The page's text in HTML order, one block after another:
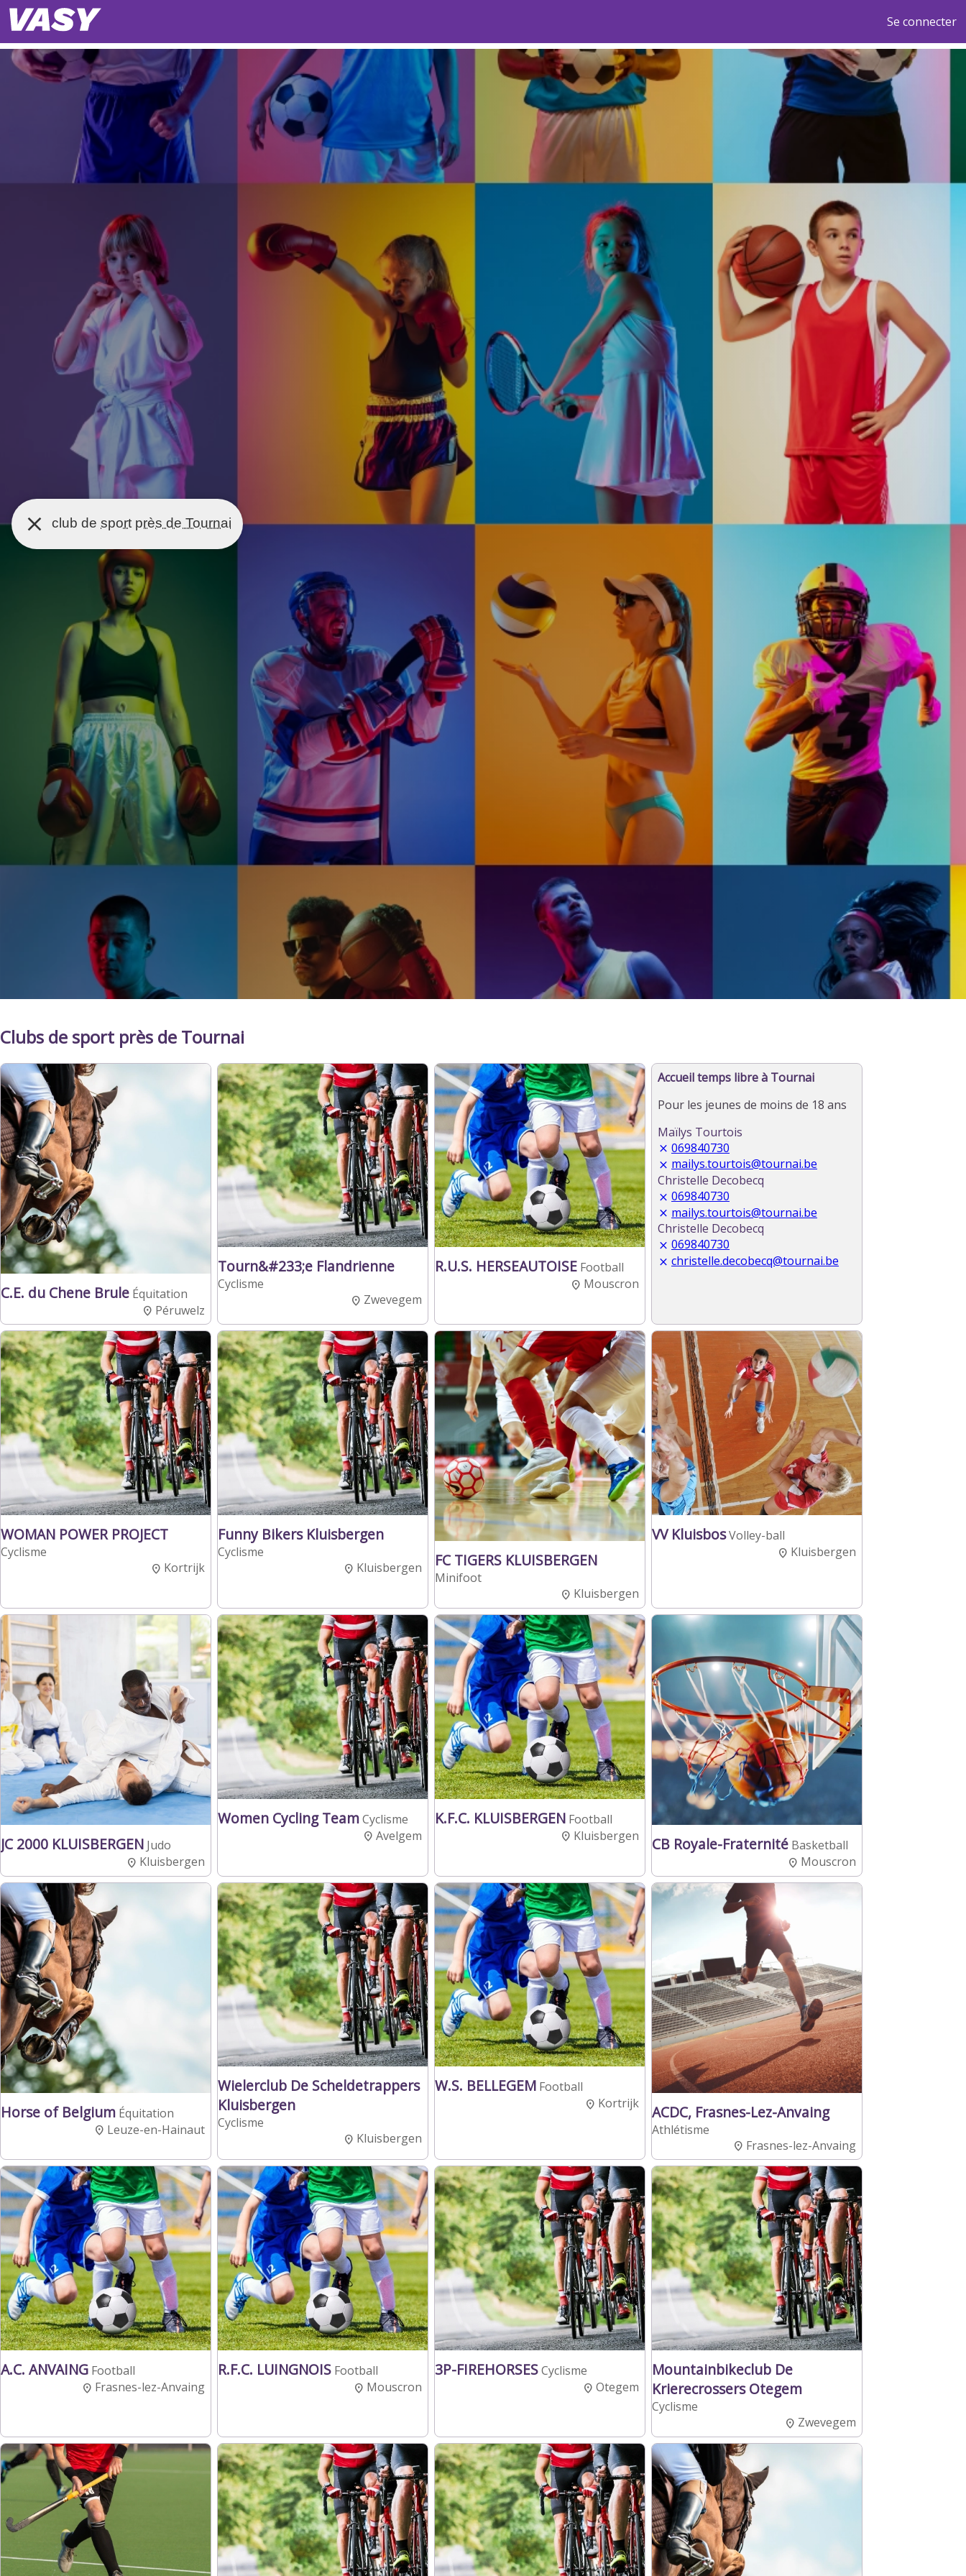
Se connecter
club de sport près de Tournai
Clubs de sport près de Tournai
C.E. du Chene Brule Équitation
Péruwelz
Tourn&#233;e Flandrienne
Cyclisme
Zwevegem
R.U.S. HERSEAUTOISE Football
Mouscron
Accueil temps libre à Tournai
Pour les jeunes de moins de 18 ans
Maïlys Tourtois
069840730
mailys.tourtois@tournai.be
Christelle Decobecq
069840730
mailys.tourtois@tournai.be
Christelle Decobecq
069840730
christelle.decobecq@tournai.be
WOMAN POWER PROJECT
Cyclisme
Kortrijk
Funny Bikers Kluisbergen
Cyclisme
Kluisbergen
FC TIGERS KLUISBERGEN
Minifoot
Kluisbergen
VV KluisbosVolley-ball
Kluisbergen
JC 2000 KLUISBERGEN Judo
Kluisbergen
Women Cycling TeamCyclisme
Avelgem
K.F.C. KLUISBERGEN Football
Kluisbergen
CB Royale-Fraternité Basketball
Mouscron
Horse of Belgium Équitation
Leuze-en-Hainaut
Wielerclub De Scheldetrappers
Kluisbergen
Cyclisme
Kluisbergen
W.S. BELLEGEM Football
Kortrijk
ACDC, Frasnes-Lez-Anvaing
Athlétisme
Frasnes-lez-Anvaing
A.C. ANVAING Football
Frasnes-lez-Anvaing
R.F.C. LUINGNOIS Football
Mouscron
3P-FIREHORSESCyclisme
Otegem
Mountainbikeclub De
Krierecrossers Otegem
Cyclisme
Zwevegem